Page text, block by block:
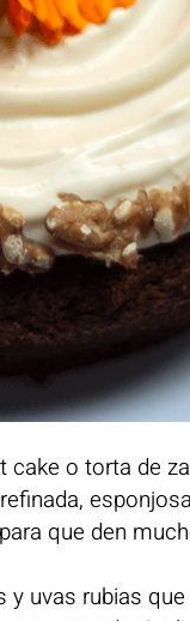
o torta de
que den
uvas rubias